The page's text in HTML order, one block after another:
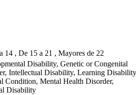
14 , De 15 a 21 , Mayores de 22
Disability, Genetic or Congenital
Intellectual Disability, Learning
Condition, Mental Health Disorder,
Disability